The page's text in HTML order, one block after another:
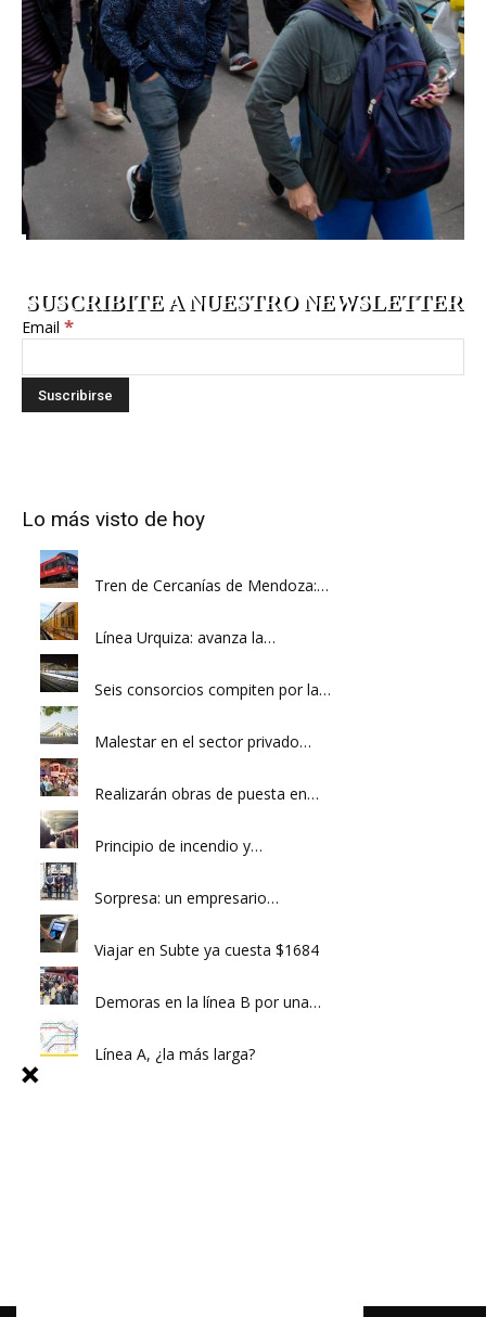
SUSCRIBITE A NUESTRO NEWSLETTER
Email *
Lo más visto de hoy
Tren de Cercanías de Mendoza:…
Línea Urquiza: avanza la…
Seis consorcios compiten por la…
Malestar en el sector privado…
Realizarán obras de puesta en…
Principio de incendio y…
Sorpresa: un empresario…
Viajar en Subte ya cuesta $1684
Demoras en la línea B por una…
Línea A, ¿la más larga?